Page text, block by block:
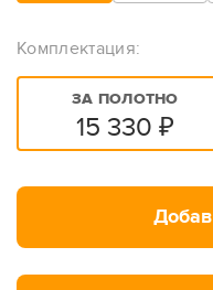
Комплектация:
ЗА ПОЛОТНО
15 330 ₽